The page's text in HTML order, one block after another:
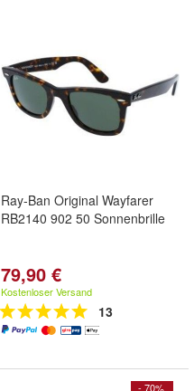
Ray-Ban Original Wayfarer
RB2140 902 50 Sonnenbrille
79,90 €
Kostenloser Versand
13
- 70%